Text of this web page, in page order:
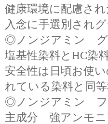
健康環境に配慮さ
入念に手選別され
◎ノンジアミン グ
塩基性染料とHC染
安全性は日頃お使
れている染料と同等
◎ノンジアミン フ
主成分 強アンモニ